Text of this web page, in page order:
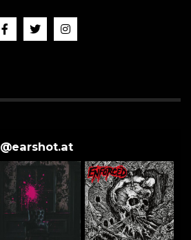
@earshot.at